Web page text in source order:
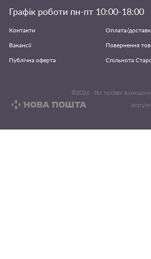
Графік роботи пн-пт 10:00-18:00
Контакти
Оплата/
Вакансії
Повернення
Публічна оферта
Спільнота
©2026· Всі права захищені.